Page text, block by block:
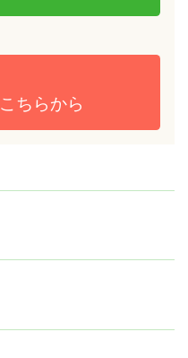
こちらから